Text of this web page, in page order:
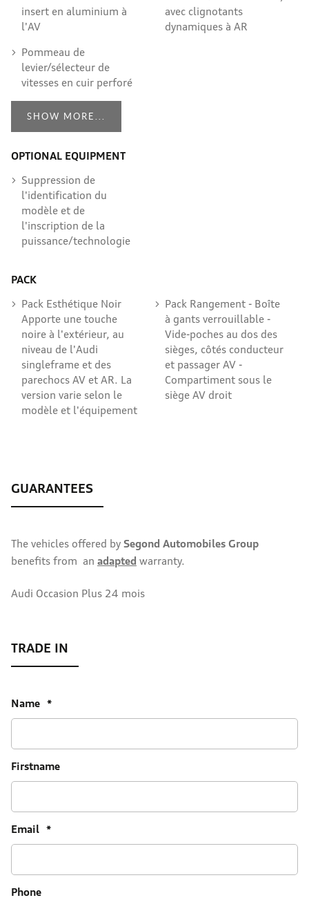
insert en aluminium à
l'AV
avec clignotants
dynamiques à AR
Pommeau de
levier/sélecteur de
vitesses en cuir perforé
SHOW MORE...
OPTIONAL EQUIPMENT
Suppression de
l'identification du
modèle et de
l'inscription de la
puissance/technologie
PACK
Pack Esthétique Noir
Apporte une touche
noire à l'extérieur, au
niveau de l'Audi
singleframe et des
parechocs AV et AR. La
version varie selon le
modèle et l'équipement
Pack Rangement - Boîte
à gants verrouillable -
Vide-poches au dos des
sièges, côtés conducteur
et passager AV -
Compartiment sous le
siège AV droit
The vehicles offered by Segond Automobiles Group
benefits from an adapted warranty.
Audi Occasion Plus 24 mois
Name *
Firstname
Email *
Phone